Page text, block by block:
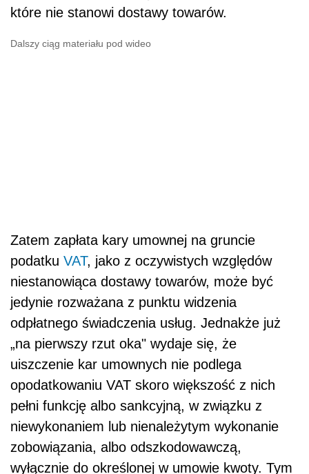
które nie stanowi dostawy towarów.
Dalszy ciąg materiału pod wideo
Zatem zapłata kary umownej na gruncie
podatku VAT, jako z oczywistych względów
niestanowiąca dostawy towarów, może być
jedynie rozważana z punktu widzenia
odpłatnego świadczenia usług. Jednakże już
„na pierwszy rzut oka" wydaje się, że
uiszczenie kar umownych nie podlega
opodatkowaniu VAT skoro większość z nich
pełni funkcję albo sankcyjną, w związku z
niewykonaniem lub nienależytym wykonanie
zobowiązania, albo odszkodowawczą,
wyłącznie do określonej w umowie kwoty. Tym